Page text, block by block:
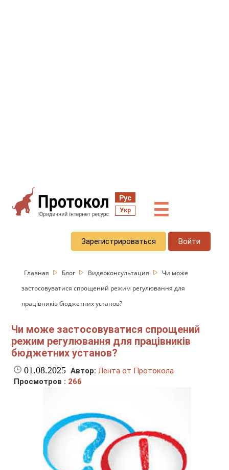
Рус
Укр ☰
Зарегистрироваться Войти
Главная Блог Видеоконсультация
Чи може
застосовуватися спрощений режим регулювання для
працівників бюджетних установ?
Чи може застосовуватися спрощений
режим регулювання для працівників
бюджетних установ?
01.08.2025 Автор: Лента от Протокола
Просмотров : 266